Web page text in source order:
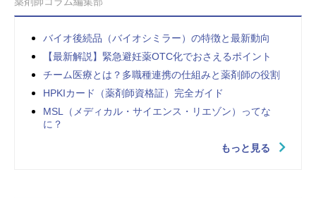
バイオ後続品（バイオシミラー）の特徴と最新動向
【最新解説】緊急避妊薬OTC化でおさえるポイント
チーム医療とは？多職種連携の仕組みと薬剤師の役割
HPKIカード（薬剤師資格証）完全ガイド
MSL（メディカル・サイエンス・リエゾン）ってな
に？
もっと見る